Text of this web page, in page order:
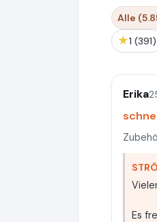
Alle
★ 1 (391)
Erika
Es